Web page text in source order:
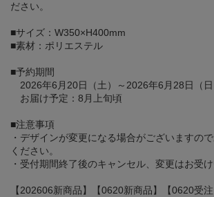
ださい。
■サイズ：W350×H400mm
■素材：ポリエステル
■予約期間
2026年6月20日（土）～2026年6月28日（日
お届け予定：8月上旬頃
■注意事項
・デザインが変更になる場合がございますの
ください。
・受付期間終了後のキャンセル、変更はお受け
【202606新商品】【0620新商品】【0620受注